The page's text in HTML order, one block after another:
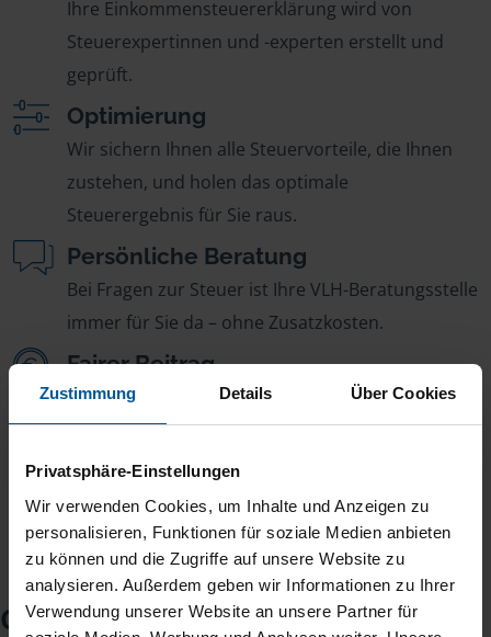
Zustimmung Details Über Cookies
Privatsphäre-Einstellungen
Wir verwenden Cookies, um Inhalte und Anzeigen zu
personalisieren, Funktionen für soziale Medien anbieten
zu können und die Zugriffe auf unsere Website zu
analysieren. Außerdem geben wir Informationen zu Ihrer
Verwendung unserer Website an unsere Partner für
Ihre Einkommensteuererklärung wird von
Steuerexpertinnen und -experten erstellt und
geprüft.
Optimierung
Wir sichern Ihnen alle Steuervorteile, die Ihnen
zustehen, und holen das optimale
Steuerergebnis für Sie raus.
Persönliche Beratung
Bei Fragen zur Steuer ist Ihre VLH-Beratungsstelle
immer für Sie da – ohne Zusatzkosten.
Fairer Beitrag
Sie zahlen für alle unsere Leistungen nur einen
jährlichen Mitgliedsbeitrag, der sich nach Ihren
Jahreseinnahmen richtet.
Checkliste für Ihr